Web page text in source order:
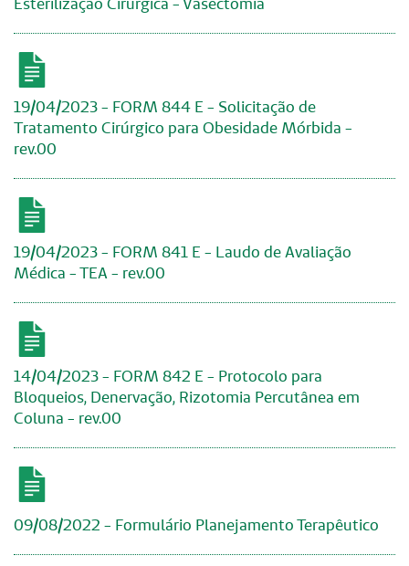
19/04/2023 - FORM 844 E - Solicitação de
Tratamento Cirúrgico para Obesidade Mórbida -
rev.00
19/04/2023 - FORM 841 E - Laudo de Avaliação
Médica - TEA - rev.00
14/04/2023 - FORM 842 E - Protocolo para
Bloqueios, Denervação, Rizotomia Percutânea em
Coluna - rev.00
09/08/2022 - Formulário Planejamento Terapêutico